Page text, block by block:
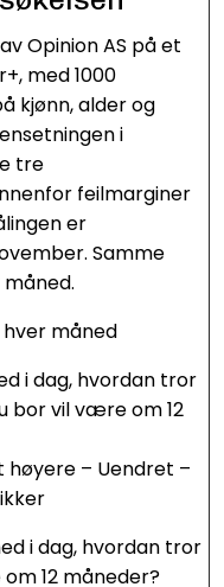
Opinion AS på et
med 1000
kjønn, alder og
i
tre
feilmarginer
er
Samme
måned
i dag, hvordan tror
bor vil være om 12
– Uendret –
i dag, hvordan tror
12 måneder?